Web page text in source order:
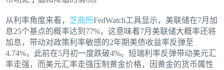
从利率角度来看， 芝商所FedWatch工具显示，美联储在7月加
息25个基点的概率达到77%，这意味着7月美联储大概率还将
加息，带动对政策利率敏感的2年期美债收益率反弹至
4.74%，此前在5月初一度跌破4%。短端利率反弹带动美元汇
率走强，而美元汇率走强压制黄金价格，因黄金的货币属性